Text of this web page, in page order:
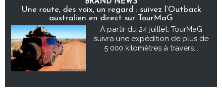
BRAND NEWS
Une route, des voix, un regard : suivez l’Outback
australien en direct sur TourMaG
À partir du 24 juillet, TourMaG
suivra une expédition de plus de
5 000 kilomètres à travers...